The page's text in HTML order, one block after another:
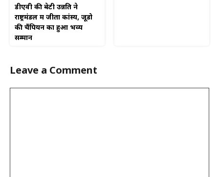
डीएवी की बेटी उन्नति ने
राष्ट्रमंडल में जीता कांस्य, जूडो
की चैंपियन का हुआ भव्य
सम्मान
Leave a Comment